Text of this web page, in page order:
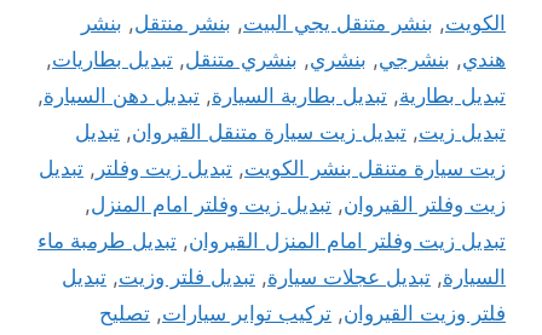
الكويت, بنشر متنقل يجي البيت, بنشر منتقل, بنشر
هندي, بنشرجي, بنشري, بنشري متنقل, تبديل بطاريات,
تبديل بطارية, تبديل بطارية السيارة, تبديل دهن السيارة,
تبديل زيت, تبديل زيت سيارة متنقل القيروان, تبديل
زيت سيارة متنقل بنشر الكويت, تبديل زيت وفلتر , تبديل
زيت وفلتر القيروان, تبديل زيت وفلتر امام المنزل,
تبديل زيت وفلتر امام المنزل القيروان, تبديل طرمبة ماء
السيارة, تبديل عجلات سيارة, تبديل فلتر وزيت, تبديل
فلتر وزيت القيروان, تركيب تواير سيارات, تصليح